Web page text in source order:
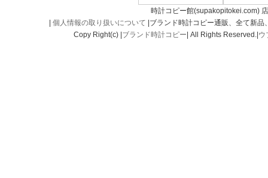
時計コピー館(supakopitokei.com)
個人情報の取り扱いについて |ブランド時計コピー通販、全て新
Copy Right(c) | ブランド時計コピー | All Rights Reserved.| ウ